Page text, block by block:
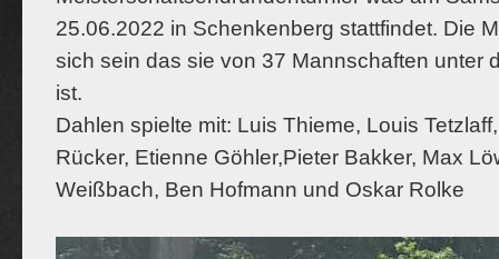
25.06.2022 in Schenkenberg stattfindet. Die
sich sein das sie von 37 Mannschaften unter
ist.
Dahlen spielte mit: Luis Thieme, Louis Tetzlaff
Rücker, Etienne Göhler,Pieter Bakker, Max
Weißbach, Ben Hofmann und Oskar Rolke